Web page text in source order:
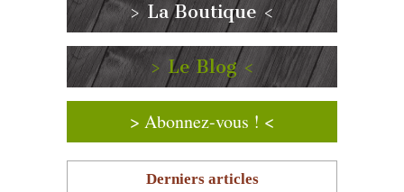
> La Boutique <
> Le Blog <
> Abonnez-vous ! <
Derniers articles